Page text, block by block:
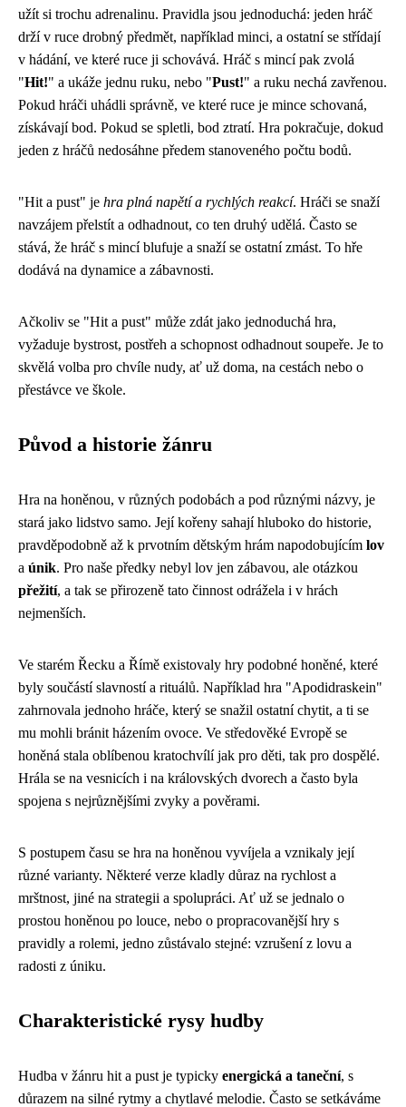
užít si trochu adrenalinu. Pravidla jsou jednoduchá: jeden hráč
drží v ruce drobný předmět, například minci, a ostatní se střídají
v hádání, ve které ruce ji schovává. Hráč s mincí pak zvolá
"Hit!" a ukáže jednu ruku, nebo "Pust!" a ruku nechá zavřenou.
Pokud hráči uhádli správně, ve které ruce je mince schovaná,
získávají bod. Pokud se spletli, bod ztratí. Hra pokračuje, dokud
jeden z hráčů nedosáhne předem stanoveného počtu bodů.
"Hit a pust" je hra plná napětí a rychlých reakcí. Hráči se snaží
navzájem přelstít a odhadnout, co ten druhý udělá. Často se
stává, že hráč s mincí blufuje a snaží se ostatní zmást. To hře
dodává na dynamice a zábavnosti.
Ačkoliv se "Hit a pust" může zdát jako jednoduchá hra,
vyžaduje bystrost, postřeh a schopnost odhadnout soupeře. Je to
skvělá volba pro chvíle nudy, ať už doma, na cestách nebo o
přestávce ve škole.
Původ a historie žánru
Hra na honěnou, v různých podobách a pod různými názvy, je
stará jako lidstvo samo. Její kořeny sahají hluboko do historie,
pravděpodobně až k prvotním dětským hrám napodobujícím lov
a únik. Pro naše předky nebyl lov jen zábavou, ale otázkou
přežití, a tak se přirozeně tato činnost odrážela i v hrách
nejmenších.
Ve starém Řecku a Římě existovaly hry podobné honěné, které
byly součástí slavností a rituálů. Například hra "Apodidraskein"
zahrnovala jednoho hráče, který se snažil ostatní chytit, a ti se
mu mohli bránit házením ovoce. Ve středověké Evropě se
honěná stala oblíbenou kratochvílí jak pro děti, tak pro dospělé.
Hrála se na vesnicích i na královských dvorech a často byla
spojena s nejrůznějšími zvyky a pověrami.
S postupem času se hra na honěnou vyvíjela a vznikaly její
různé varianty. Některé verze kladly důraz na rychlost a
mrštnost, jiné na strategii a spolupráci. Ať už se jednalo o
prostou honěnou po louce, nebo o propracovanější hry s
pravidly a rolemi, jedno zůstávalo stejné: vzrušení z lovu a
radosti z úniku.
Charakteristické rysy hudby
Hudba v žánru hit a pust je typicky energická a taneční, s
důrazem na silné rytmy a chytlavé melodie. Často se setkáváme